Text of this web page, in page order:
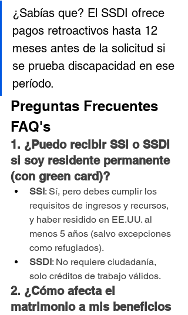
¿Sabías que? El SSDI ofrece
pagos retroactivos hasta 12
meses antes de la solicitud si
se prueba discapacidad en ese
período.
Preguntas Frecuentes
FAQ's
1. ¿Puedo recibir SSI o SSDI
si soy residente permanente
(con green card)?
SSI: Sí, pero debes cumplir los
requisitos de ingresos y recursos,
y haber residido en EE.UU. al
menos 5 años (salvo excepciones
como refugiados).
SSDI: No requiere ciudadanía,
solo créditos de trabajo válidos.
2. ¿Cómo afecta el
matrimonio a mis beneficios